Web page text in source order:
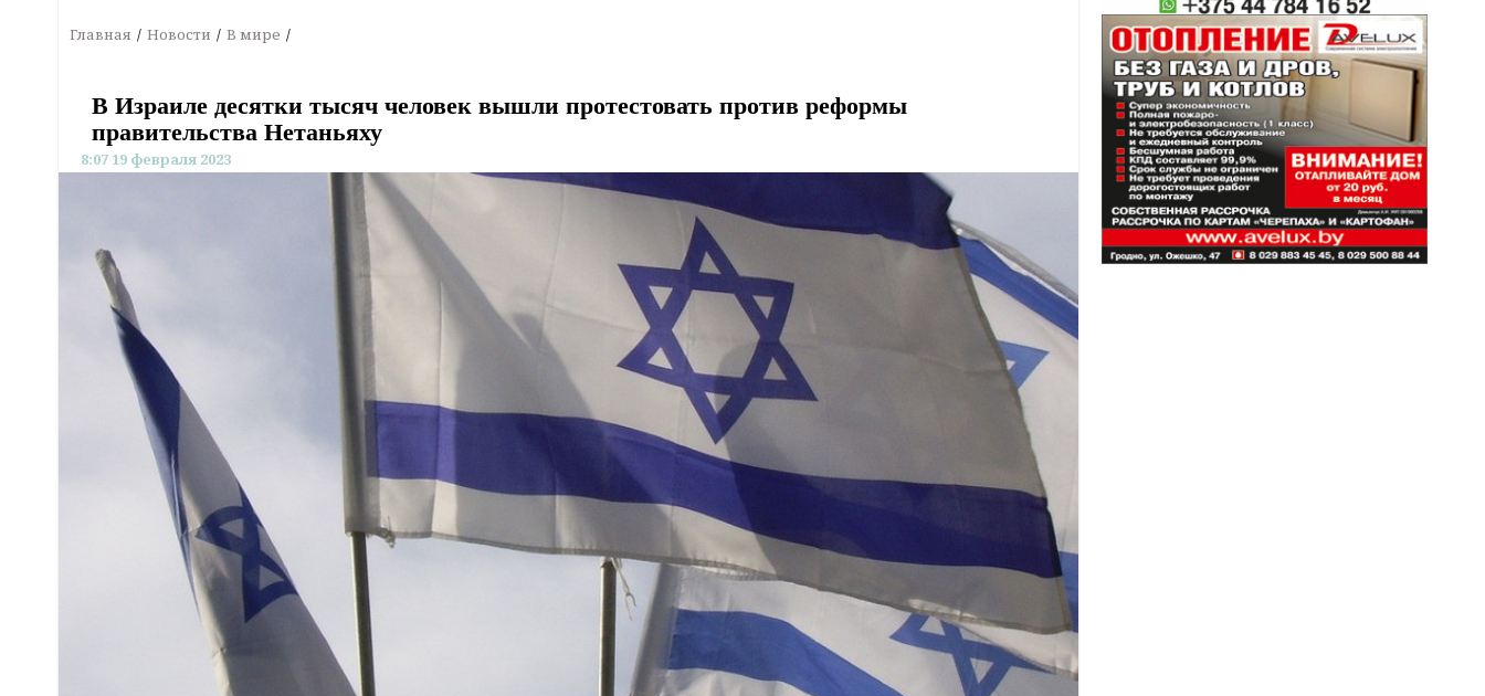
Главная Новости В мире
В Израиле десятки тысяч человек вышли протестовать против реформы
правительства Нетаньяху
8:07 19 февраля 2023